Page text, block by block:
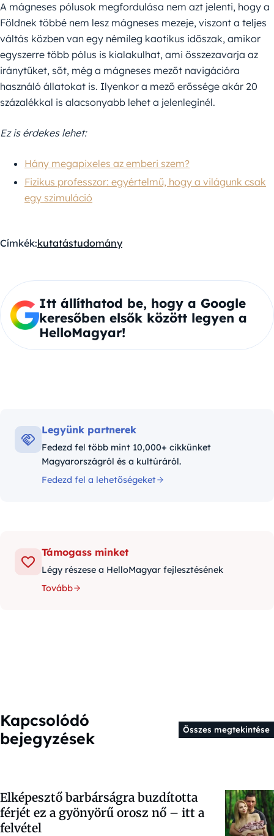
A mágneses pólusok megfordulása nem azt jelenti, hogy a
Földnek többé nem lesz mágneses mezeje, viszont a teljes
váltás közben van egy némileg kaotikus időszak, amikor
egyszerre több pólus is kialakulhat, ami összezavarja az
iránytűket, sőt, még a mágneses mezőt navigációra
használó állatokat is. Ilyenkor a mező erőssége akár 20
százalékkal is alacsonyabb lehet a jelenleginél.
Ez is érdekes lehet:
Hány megapixeles az emberi szem?
Fizikus professzor: egyértelmű, hogy a világunk csak
egy szimuláció
Címkék:kutatástudomány
Itt állíthatod be, hogy a Google
keresőben elsők között legyen a
HelloMagyar!
Legyünk partnerek
Fedezd fel több mint 10,000+ cikkünket
Magyarországról és a kultúráról.
Fedezd fel a lehetőségeket
Támogass minket
Légy részese a HelloMagyar fejlesztésének
Tovább
Kapcsolódó
bejegyzések
Összes megtekintése
Elképesztő barbárságra buzdította
férjét ez a gyönyörű orosz nő – itt a
felvétel